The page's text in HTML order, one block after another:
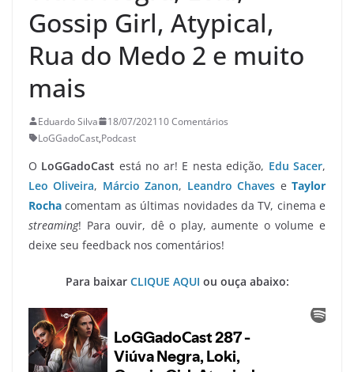
Gossip Girl, Atypical,
Rua do Medo 2 e muito
mais
Eduardo Silva 18/07/202110 Comentários
LoGGadoCast,Podcast
O LoGGadoCast está no ar! E nesta edição, Edu Sacer,
Leo Oliveira, Márcio Zanon, Leandro Chaves eTaylor
Rocha comentam as últimas novidades da TV, cinema e
streaming! Para ouvir, dê o play, aumente o volume e
deixe seu feedback nos comentários!
Para baixar CLIQUE AQUI ou ouça abaixo: